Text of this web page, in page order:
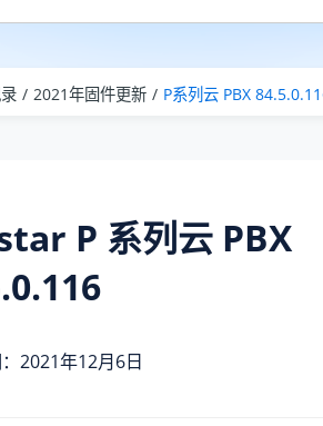
2021年固件更新 P系列云 PBX
P 系列云 PBX
2021年12月6日